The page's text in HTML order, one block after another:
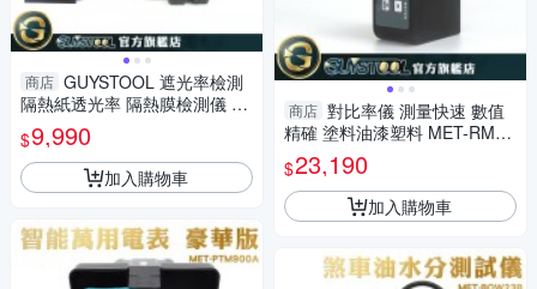
商店 GUYSTOOL 遮光率檢測
隔熱紙透光率 隔熱膜檢測儀 M
ET-LH1000 光密度儀 濁度測試
專業儀器 透光率檢測
$9,990
加入購物車
商店 對比率儀 測量快速 數值
精確 塗料油漆塑料 MET-RM20
6 遮蓋力測試儀 測量器
$23,190
加入購物車